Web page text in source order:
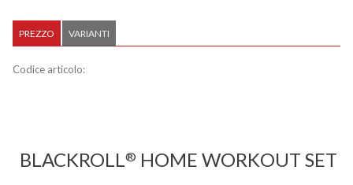
PREZZO VARIANTI
Codice articolo:
BLACKROLL ® HOME WORKOUT SET